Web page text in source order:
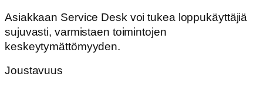
Asiakkaan Service Desk voi tukea loppukäyttäjiä
sujuvasti, varmistaen toimintojen
keskeytymättömyyden.
Joustavuus